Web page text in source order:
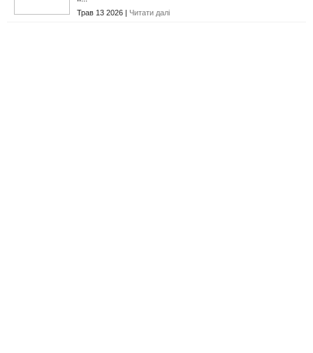
Трав 13 2026 | Читати далі